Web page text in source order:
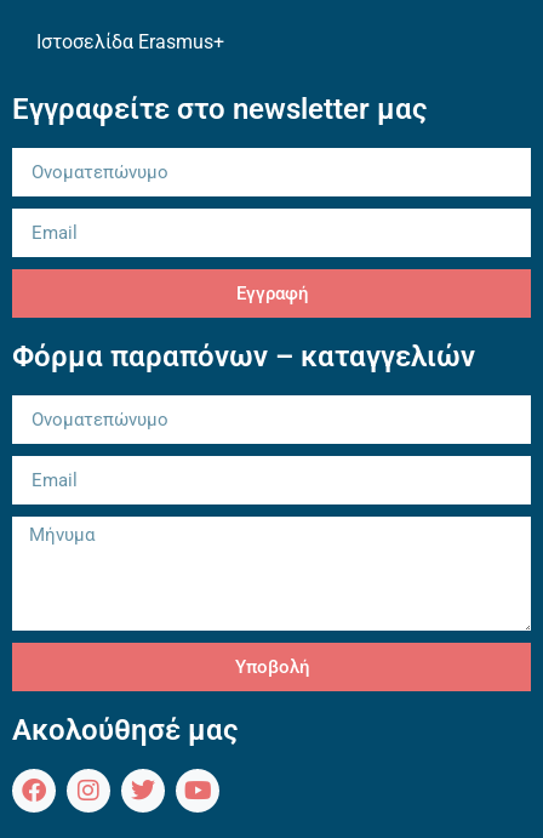
Ιστοσελίδα Erasmus+
Εγγραφείτε στο newsletter μας
Εγγραφή
Φόρμα παραπόνων – καταγγελιών
Υποβολή
Ακολούθησέ μας